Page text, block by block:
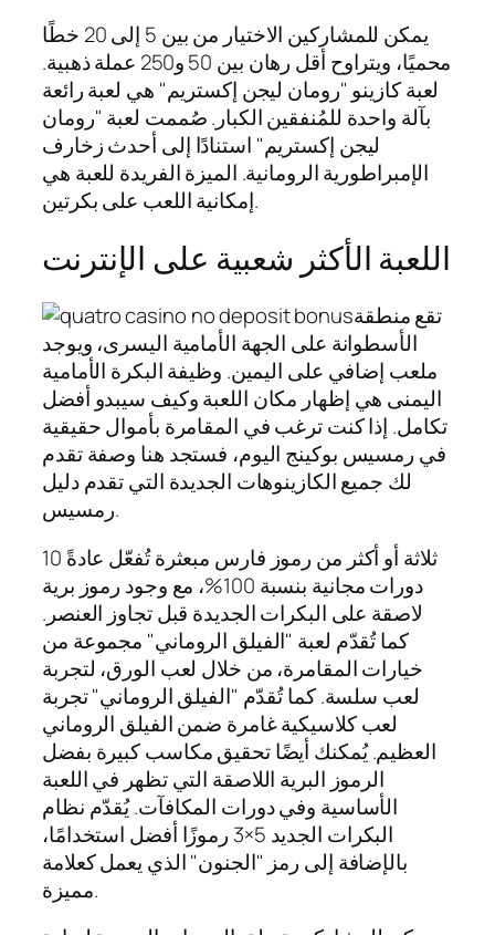
يمكن للمشاركين الاختيار من بين 5 إلى 20 خطًا
محميًا، ويتراوح أقل رهان بين 50 و250 عملة ذهبية.
لعبة كازينو "رومان ليجن إكستريم" هي لعبة رائعة
بآلة واحدة للمُنفقين الكبار. صُممت لعبة "رومان
ليجن إكستريم" استنادًا إلى أحدث زخارف
الإمبراطورية الرومانية. الميزة الفريدة للعبة هي
إمكانية اللعب على بكرتين.
اللعبة الأكثر شعبية على الإنترنت
تقع منطقة
الأسطوانة على الجهة الأمامية اليسرى، ويوجد
ملعب إضافي على اليمين. وظيفة البكرة الأمامية
اليمنى هي إظهار مكان اللعبة وكيف سيبدو أفضل
تكامل. إذا كنت ترغب في المقامرة بأموال حقيقية
في رمسيس بوكينج اليوم، فستجد هنا وصفة تقدم
لك جميع الكازينوهات الجديدة التي تقدم دليل
رمسيس.
ثلاثة أو أكثر من رموز فارس مبعثرة تُفعّل عادةً 10
دورات مجانية بنسبة 100%، مع وجود رموز برية
لاصقة على البكرات الجديدة قبل تجاوز العنصر.
كما تُقدّم لعبة "الفيلق الروماني" مجموعة من
خيارات المقامرة، من خلال لعب الورق، لتجربة
لعب سلسة. كما تُقدّم "الفيلق الروماني" تجربة
لعب كلاسيكية غامرة ضمن الفيلق الروماني
العظيم. يُمكنك أيضًا تحقيق مكاسب كبيرة بفضل
الرموز البرية اللاصقة التي تظهر في اللعبة
الأساسية وفي دورات المكافآت. يُقدّم نظام
البكرات الجديد 5×3 رموزًا أفضل استخدامًا،
بالإضافة إلى رمز "الجنون" الذي يعمل كعلامة
مميزة.